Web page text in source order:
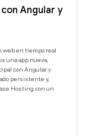
Angular y
web en tiempo real
una app nueva,
con Angular y
persistente y,
Hosting con un